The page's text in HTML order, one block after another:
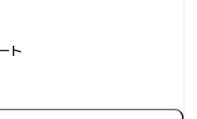
ト